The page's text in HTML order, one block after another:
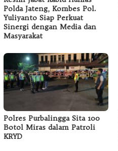
Polda Jateng, Kombes Pol.
Yuliyanto Siap Perkuat
Sinergi dengan Media dan
Masyarakat
Polres Purbalingga Sita 100
Botol Miras dalam Patroli
KRYD